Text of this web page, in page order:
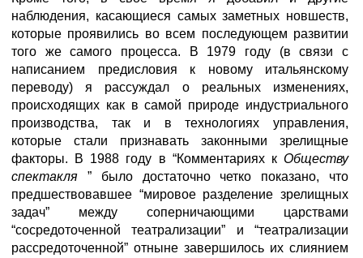
наблюдения, касающиеся самых заметных новшеств,
которые проявились во всем последующем развитии
того же самого процесса. В 1979 году (в связи с
написанием предисловия к новому итальянскому
переводу) я рассуждал о реальных изменениях,
происходящих как в самой природе индустриального
производства, так и в технологиях управления,
которые стали признавать законными зрелищные
факторы. В 1988 году в “Комментариях к Обществу
спектакля ” было достаточно четко показано, что
предшествовавшее “мировое разделение зрелищных
задач” между соперничающими царствами
“сосредоточенной театрализации” и “театрализации
рассредоточенной” отныне завершилось их слиянием